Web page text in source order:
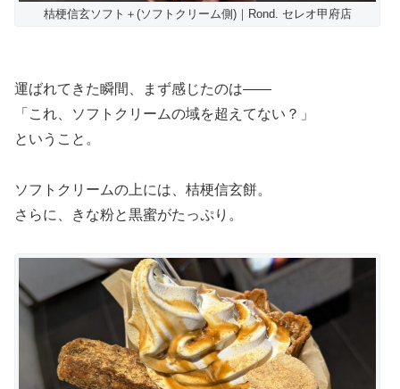
桔梗信玄ソフト＋(ソフトクリーム側)｜Rond. セレオ甲府店
運ばれてきた瞬間、まず感じたのは――
「これ、ソフトクリームの域を超えてない？」
ということ。
ソフトクリームの上には、桔梗信玄餅。
さらに、きな粉と黒蜜がたっぷり。